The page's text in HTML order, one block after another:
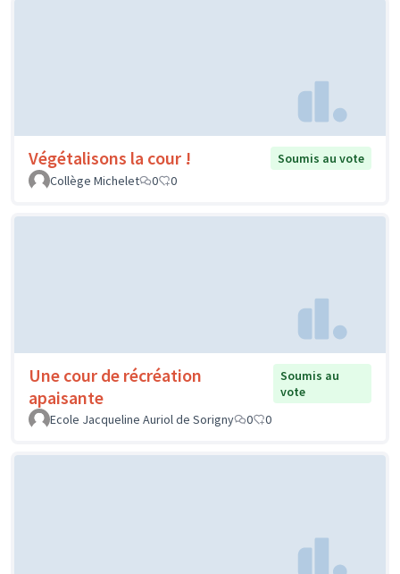
Végétalisons la cour !
Soumis au vote
Collège Michelet
0 0
Une cour de récréation
apaisante
Soumis au
vote
Ecole Jacqueline Auriol de Sorigny
0 0